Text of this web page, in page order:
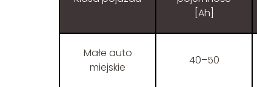
[Ah]
Małe auto
miejskie
40–50